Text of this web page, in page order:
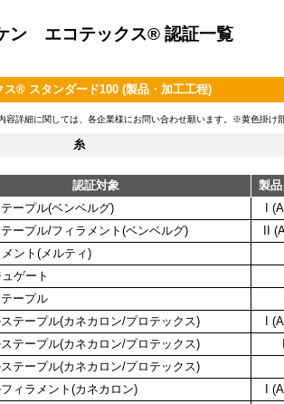
ン エコテックス® 認証一覧
ス® スタンダード100 (製品・加工工程)
詳細に関しては、各企業様にお問い合わせ願います。 ※黄色掛け
糸
認証対象 製
ープル(ベンベルグ)
I
ープル/フィラメント(ベンベルグ) II
ント(メルティ)
ゲート
ープル
テープル(カネカロン/プロテックス)
I
テープル(カネカロン/プロテックス)
テープル(カネカロン/プロテックス)
ィラメント(カネカロン)
I